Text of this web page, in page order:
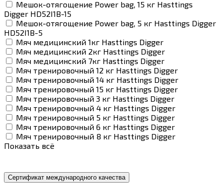
Мешок-отягощение Power bag, 15 кг Hasttings
Digger HD52I1B-15
Мешок-отягощение Power bag, 5 кг Hasttings Digger
HD52I1B-5
Мяч медицинский 1кг Hasttings Digger
Мяч медицинский 2кг Hasttings Digger
Мяч медицинский 7кг Hasttings Digger
Мяч тренировочный 12 кг Hasttings Digger
Мяч тренировочный 14 кг Hasttings Digger
Мяч тренировочный 15 кг Hasttings Digger
Мяч тренировочный 3 кг Hasttings Digger
Мяч тренировочный 4 кг Hasttings Digger
Мяч тренировочный 5 кг Hasttings Digger
Мяч тренировочный 6 кг Hasttings Digger
Мяч тренировочный 8 кг Hasttings Digger
Показать всё
Сертификат международного качества